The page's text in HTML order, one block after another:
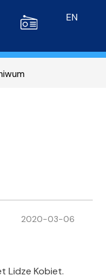
MORSEN
2020-03-06
Lidze Kobiet.